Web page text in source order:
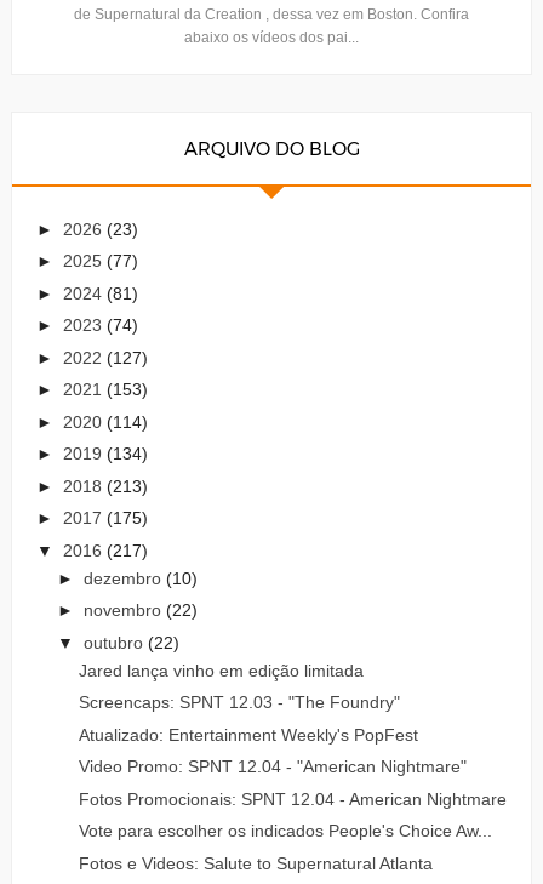
de Supernatural da Creation , dessa vez em Boston. Confira
abaixo os vídeos dos pai...
ARQUIVO DO BLOG
► 2026 (23)
► 2025 (77)
► 2024 (81)
► 2023 (74)
► 2022 (127)
► 2021 (153)
► 2020 (114)
► 2019 (134)
► 2018 (213)
► 2017 (175)
▼ 2016 (217)
► dezembro (10)
► novembro (22)
▼ outubro (22)
Jared lança vinho em edição limitada
Screencaps: SPNT 12.03 - "The Foundry"
Atualizado: Entertainment Weekly's PopFest
Video Promo: SPNT 12.04 - "American Nightmare"
Fotos Promocionais: SPNT 12.04 - American Nightmare
Vote para escolher os indicados People's Choice Aw...
Fotos e Videos: Salute to Supernatural Atlanta